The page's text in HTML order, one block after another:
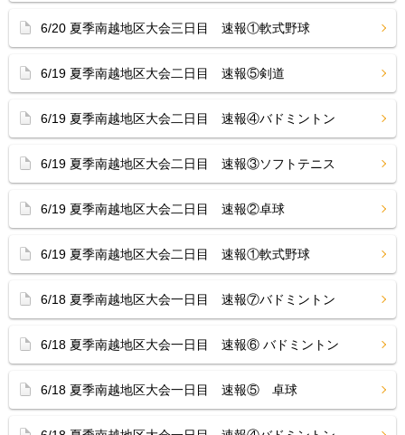
6/20 夏季南越地区大会三日目 速報①軟式野球
6/19 夏季南越地区大会二日目 速報⑤剣道
6/19 夏季南越地区大会二日目 速報④バドミントン
6/19 夏季南越地区大会二日目 速報③ソフトテニス
6/19 夏季南越地区大会二日目 速報②卓球
6/19 夏季南越地区大会二日目 速報①軟式野球
6/18 夏季南越地区大会一日目 速報⑦バドミントン
6/18 夏季南越地区大会一日目 速報⑥ バドミントン
6/18 夏季南越地区大会一日目 速報⑤ 卓球